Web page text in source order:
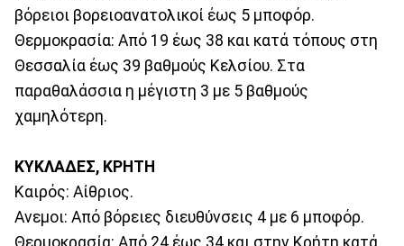
βόρειοι βορειοανατολικοί έως 5 μποφόρ.
Θερμοκρασία: Από 19 έως 38 και κατά τόπους στη
Θεσσαλία έως 39 βαθμούς Κελσίου. Στα
παραθαλάσσια η μέγιστη 3 με 5 βαθμούς
χαμηλότερη.
ΚΥΚΛΑΔΕΣ, ΚΡΗΤΗ
Καιρός: Αίθριος.
Ανεμοι: Από βόρειες διευθύνσεις 4 με 6 μποφόρ.
Θερμοκρασία: Από 24 έως 34 και στην Κρήτη κατά